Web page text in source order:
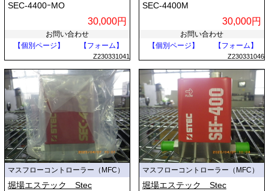
SEC-4400ｰMO
30,000円
お問い合わせ
【個別ページ】
【フォーム】
Z230331041
SEC-4400M
30,000円
お問い合わせ
【個別ページ】
【フォーム】
Z230331046
マスフローコントローラー（MFC）
堀場エステック Stec
マスフローコントローラー（MFC）
堀場エステック Stec